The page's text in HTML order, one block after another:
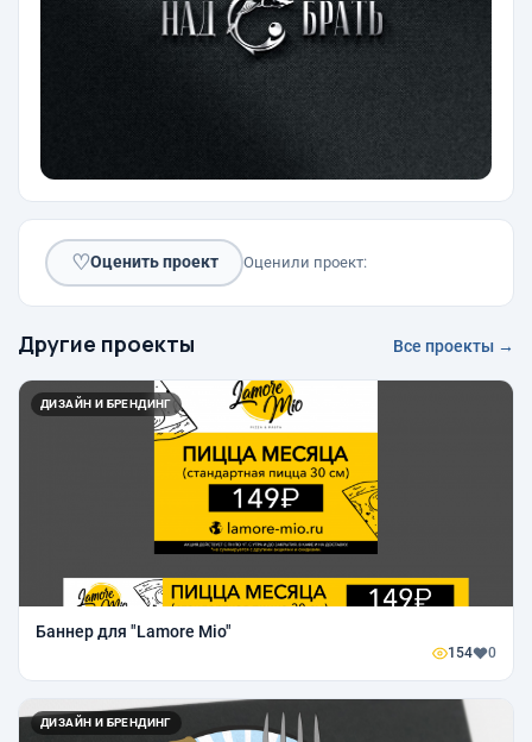
♡Оценить проект Оценили проект:
Другие проекты Все проекты →
ДИЗАЙН И БРЕНДИНГ
Баннер для "Lamore Mio"
154 0
ДИЗАЙН И БРЕНДИНГ